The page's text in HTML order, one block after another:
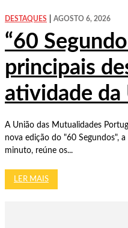
DESTAQUES AGOSTO 6, 2026
“60
principais
atividade
A União das Mutualidades
nova edição do "60 Segundos",
minuto, reúne os...
LER MAIS